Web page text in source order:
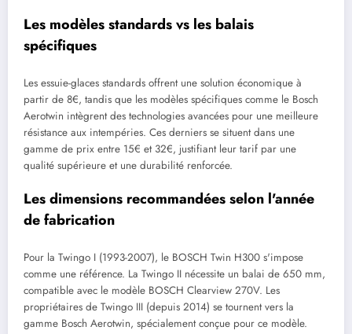
Les modèles standards vs les balais
spécifiques
Les essuie-glaces standards offrent une solution économique à
partir de 8€, tandis que les modèles spécifiques comme le Bosch
Aerotwin intègrent des technologies avancées pour une meilleure
résistance aux intempéries. Ces derniers se situent dans une
gamme de prix entre 15€ et 32€, justifiant leur tarif par une
qualité supérieure et une durabilité renforcée.
Les dimensions recommandées selon l'année
de fabrication
Pour la Twingo I (1993-2007), le BOSCH Twin H300 s'impose
comme une référence. La Twingo II nécessite un balai de 650 mm,
compatible avec le modèle BOSCH Clearview 270V. Les
propriétaires de Twingo III (depuis 2014) se tournent vers la
gamme Bosch Aerotwin, spécialement conçue pour ce modèle.